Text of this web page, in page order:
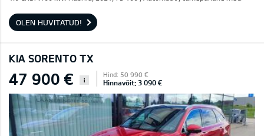
OLEN HUVITATUD!
KIA SORENTO TX
47 900 € i
Hind: 50 990 €
Hinnavõit: 3 090 €